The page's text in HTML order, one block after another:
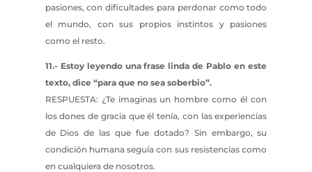
pasiones, con dificultades para perdonar como todo
el mundo, con sus propios instintos y pasiones
como el resto.
11.- Estoy leyendo una frase linda de Pablo en este
texto, dice “para que no sea soberbio”.
RESPUESTA: ¿Te imaginas un hombre como él con
los dones de gracia que él tenía, con las experiencias
de Dios de las que fue dotado? Sin embargo, su
condición humana seguía con sus resistencias como
en cualquiera de nosotros.